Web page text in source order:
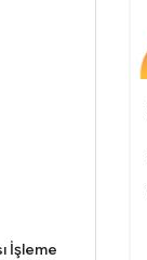
İşleme